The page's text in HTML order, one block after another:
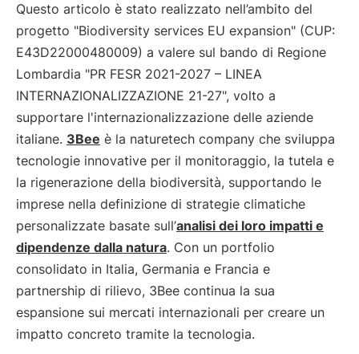
Questo articolo è stato realizzato nell’ambito del
progetto "Biodiversity services EU expansion" (CUP:
E43D22000480009) a valere sul bando di Regione
Lombardia "PR FESR 2021-2027 – LINEA
INTERNAZIONALIZZAZIONE 21-27", volto a
supportare l'internazionalizzazione delle aziende
italiane. 3Bee è la naturetech company che sviluppa
tecnologie innovative per il monitoraggio, la tutela e
la rigenerazione della biodiversità, supportando le
imprese nella definizione di strategie climatiche
personalizzate basate sull’analisi dei loro impatti e
dipendenze dalla natura. Con un portfolio
consolidato in Italia, Germania e Francia e
partnership di rilievo, 3Bee continua la sua
espansione sui mercati internazionali per creare un
impatto concreto tramite la tecnologia.